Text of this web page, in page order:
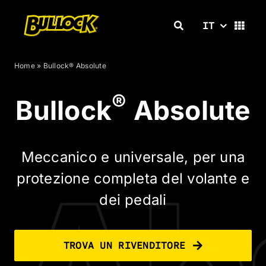
contenuto
IT
Home» Bullock® Absolute
Bullock® Absolute
Meccanico e universale, per una
protezione completa del volante e
dei pedali
TROVA UN RIVENDITORE